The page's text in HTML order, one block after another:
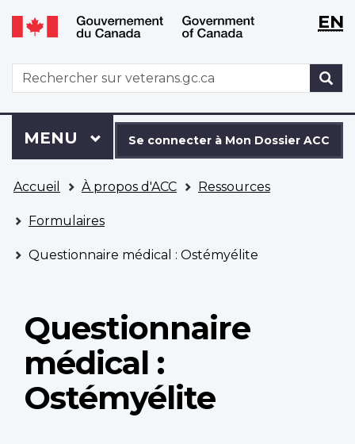
Aller
au
principal
Passer
à
version
HTML
simplifiée
WxT
WxTEN
WxT
Search
form
connecter
à
Dossier
ACC
Se connecter à Mon Dossier ACC
Menu
MENU PRINCIPAL
êtes
ici
Accueil À propos d'ACC Ressources
Formulaires
Questionnaire médical : Ostémyélite
Questionnaire
médical :
Ostémyélite